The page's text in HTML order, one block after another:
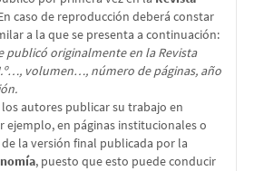
caso de reproducción deberá constar
a la que se presenta a continuación:
publicó originalmente en la Revista
volumen…, número de páginas, año
los autores publicar su trabajo en
ejemplo, en páginas institucionales o
la versión final publicada por la
, puesto que esto puede conducir